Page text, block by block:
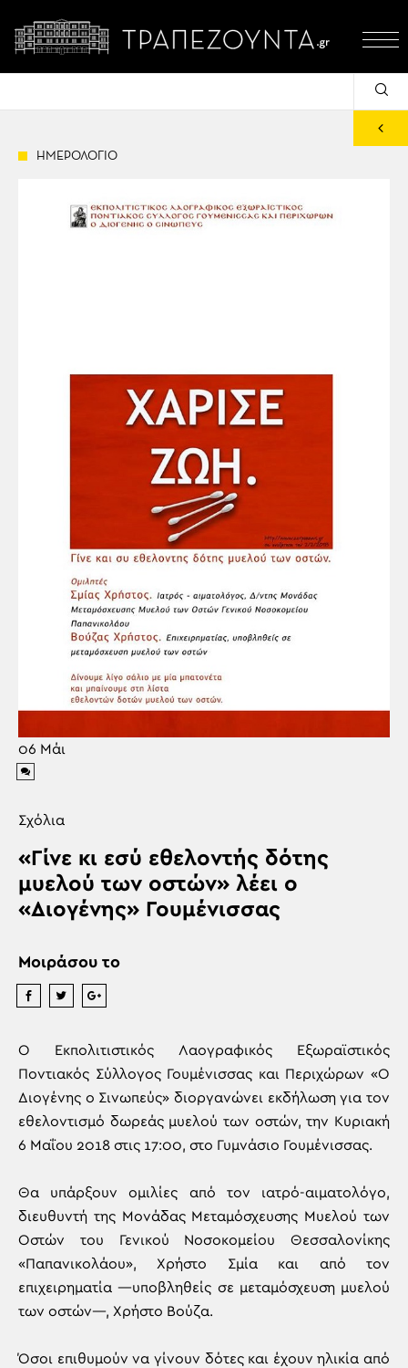
ΗΜΕΡΟΛΟΓΙΟ
06 Μάι
Σχόλια
«Γίνε κι εσύ εθελοντής δότης
μυελού των οστών» λέει ο
«Διογένης» Γουμένισσας
Μοιράσου το
Ο Εκπολιτιστικός Λαογραφικός Εξωραϊστικός
Ποντιακός Σύλλογος Γουμένισσας και Περιχώρων «Ο
Διογένης ο Σινωπεύς» διοργανώνει εκδήλωση για τον
εθελοντισμό δωρεάς μυελού των οστών, την Κυριακή
6 Μαΐου 2018 στις 17:00, στο Γυμνάσιο Γουμένισσας.
Θα υπάρξουν ομιλίες από τον ιατρό-αιματολόγο,
διευθυντή της Μονάδας Μεταμόσχευσης Μυελού των
Οστών του Γενικού Νοσοκομείου Θεσσαλονίκης
«Παπανικολάου», Χρήστο Σμία και από τον
επιχειρηματία —υποβληθείς σε μεταμόσχευση μυελού
των οστών—, Χρήστο Βούζα.
Όσοι επιθυμούν να γίνουν δότες και έχουν ηλικία από